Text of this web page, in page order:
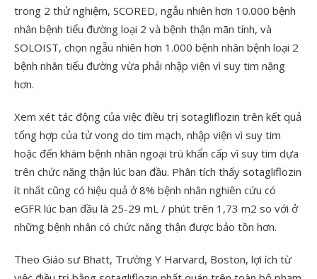
trong 2 thử nghiệm, SCORED, ngẫu nhiên hơn 10.000 bệnh
nhân bệnh tiểu đường loại 2 và bệnh thận mãn tính, và
SOLOIST, chọn ngẫu nhiên hơn 1.000 bệnh nhân bệnh loại 2
bệnh nhân tiểu đường vừa phải nhập viện vì suy tim nặng
hơn.
Xem xét tác động của việc điều trị sotagliflozin trên kết quả
tổng hợp của tử vong do tim mạch, nhập viện vì suy tim
hoặc đến khám bệnh nhân ngoại trú khẩn cấp vì suy tim dựa
trên chức năng thận lúc ban đầu. Phân tích thấy sotagliflozin
ít nhất cũng có hiệu quả ở 8% bệnh nhân nghiên cứu có
eGFR lúc ban đầu là 25-29 mL / phút trên 1,73 m2 so với ở
những bệnh nhân có chức năng thận được bảo tồn hơn.
Theo Giáo sư Bhatt, Trường Y Harvard, Boston, lợi ích từ